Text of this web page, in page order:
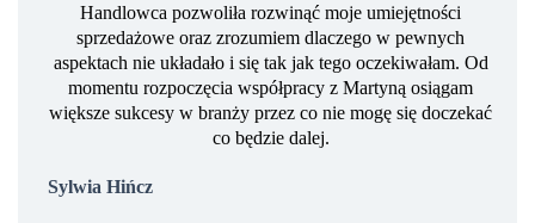
Handlowca pozwoliła rozwinąć moje umiejętności
sprzedażowe oraz zrozumiem dlaczego w pewnych
aspektach nie układało i się tak jak tego oczekiwałam. Od
momentu rozpoczęcia współpracy z Martyną osiągam
większe sukcesy w branży przez co nie mogę się doczekać
co będzie dalej.
Sylwia Hińcz